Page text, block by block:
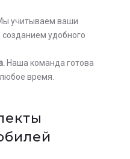
учитываем ваши
удобного
Наша команда готова
время.